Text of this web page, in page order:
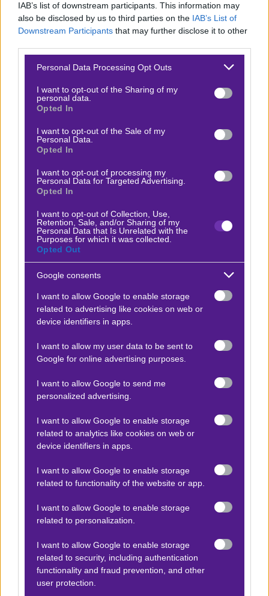
IAB’s list of downstream participants. This information may
also be disclosed by us to third parties on the IAB’s List of
Downstream Participants that may further disclose it to other
Please note that this website/app uses one or more Google
not limited to your visit or usage behaviour. You may click to
grant or deny consent to Google and its third-party tags to
use your data for below specified purposes in below Google
consent section.
Personal Data Processing Opt Outs
I want to opt-out of the Sharing of my
personal data.
Opted In
I want to opt-out of the Sale of my
Personal Data.
Opted In
I want to opt-out of processing my
Personal Data for Targeted Advertising.
Opted In
I want to opt-out of Collection, Use,
Retention, Sale, and/or Sharing of my
Personal Data that Is Unrelated with the
Purposes for which it was collected.
Opted Out
Google consents
I want to allow Google to enable storage
related to advertising like cookies on web or
device identifiers in apps.
I want to allow my user data to be sent to
Google for online advertising purposes.
I want to allow Google to send me
personalized advertising.
I want to allow Google to enable storage
related to analytics like cookies on web or
device identifiers in apps.
I want to allow Google to enable storage
related to functionality of the website or app.
I want to allow Google to enable storage
related to personalization.
I want to allow Google to enable storage
related to security, including authentication
functionality and fraud prevention, and other
user protection.
έδρας παιχνίδια της.
ΧΑΚΕΝ
Ρεπορτάζ
Η Χάκεν, παρά την όγδοη θέση της στο
πρωτάθλημα, εξασφάλισε την ευρωπαϊκή της
παρουσία μέσω της κατάκτησης του Κυπέλλου. Η
πρόκριση επί της Σπαρτάκ Τρνάβα και την
εντυπωσιακή νίκη επί της Άντερλεχτ στα πέναλτι.
Ωστόσο, η Μπραν την απέκλεισε στον γ’ γύρο του
Γιουρόπα Λιγκ, οδηγώντας την στα πλέι οφ του
Κόνφερενς, όπου αντιμετώπισε την Κλουζ και
εξασφάλισε την πρόκριση με μια εντυπωσιακή νίκη.
Η Χάκεν αντιμετωπίζει σημαντικές απουσίες,
αμυντικός Βαϊσάνεν και οι βασικοί αμυντικοί
Βενμπαγκόμο, Χάμαρ και Λάουρσεν δεν είναι
διαθέσιμοι λόγω τραυματισμών. Ωστόσο, η
επιστροφή του μεσοεπιθετικού Γιένσεν προσφέρει
μια αναγκαία ενίσχυση στην επιθετική γραμμή. Η
ομάδα έχει αντιμετωπίσει δυσκολίες στα τελευταία
της εκτός έδρας παιχνίδια, με τρεις συνεχόμενες
ήττες, ενώ τα τελευταία της αποτελέσματα
δείχνουν μια τάση για αγώνες με πολλά γκολ.
Φιορεντίνα – Σίγμα Όλομουτς.
ΣΤΑΤΙΣΤΙΚΑ